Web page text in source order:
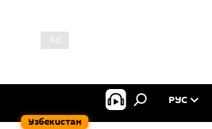
Узбекистан
РУС